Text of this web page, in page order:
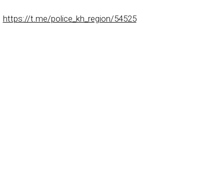
https://t.me/police_kh_region/54525